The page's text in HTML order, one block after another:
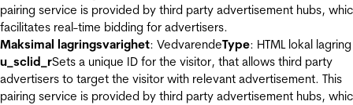
pairing service is provided by third party advertisement hubs,
facilitates real-time bidding for advertisers.
Maksimal lagringsvarighet: VedvarendeType: HTML lokal lagring
u_sclid_rSets a unique ID for the visitor, that allows third party
advertisers to target the visitor with relevant advertisement. This
pairing service is provided by third party advertisement hubs,